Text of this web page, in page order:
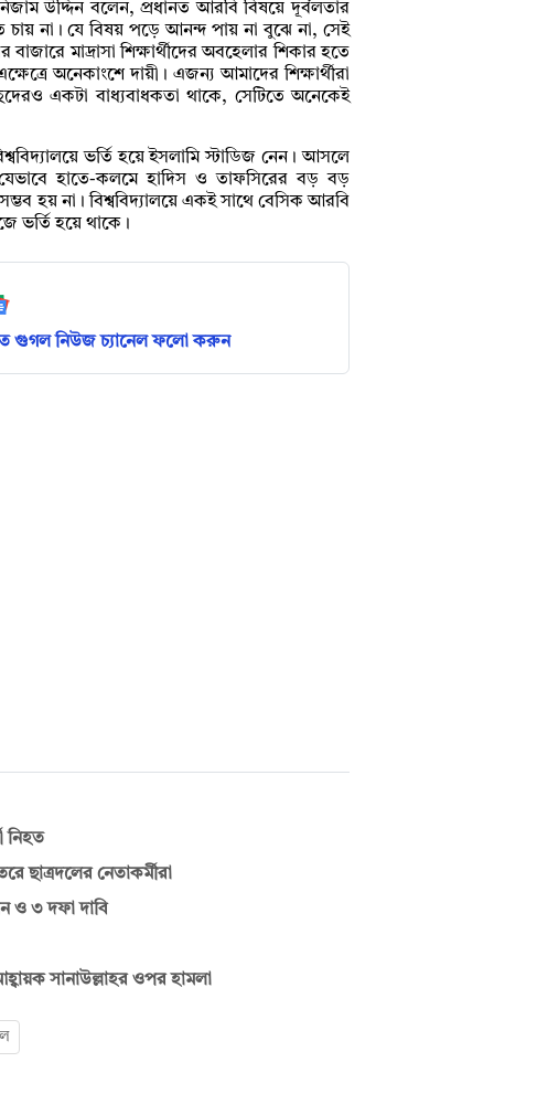
উদ্দিন বলেন, প্রধানত আরবি বিষয়ে দূর্বলতার
চায় না। যে বিষয় পড়ে আনন্দ পায় না বুঝে না, সেই
মাদ্রাসা শিক্ষার্থীদের অবহেলার শিকার হতে
অনেকাংশে দায়ী। এজন্য আমাদের শিক্ষার্থীরা
একটা বাধ্যবাধকতা থাকে, সেটিতে অনেকেই
ভর্তি হয়ে ইসলামি স্টাডিজ নেন। আসলে
হাতে-কলমে হাদিস ও তাফসিরের বড় বড়
হয় না। বিশ্ববিদ্যালয়ে একই সাথে বেসিক আরবি
ভর্তি হয়ে থাকে।
গুগল নিউজ চ্যানেল ফলো করুন
নিহত
ছাত্রদলের নেতাকর্মীরা
ও ৩ দফা দাবি
সানাউল্লাহর ওপর হামলা